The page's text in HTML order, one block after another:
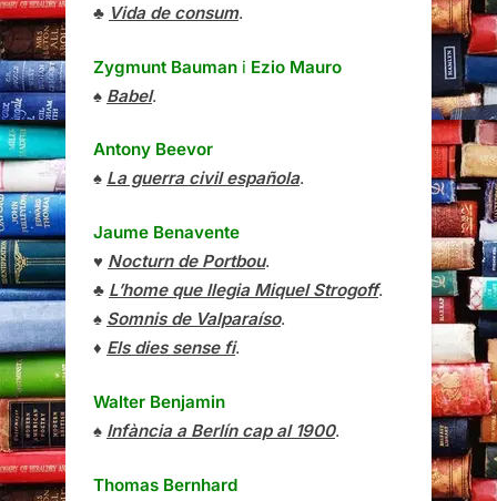
♣ Vida de consum.
Zygmunt Bauman i Ezio Mauro
♠ Babel.
Antony Beevor
♠ La guerra civil española.
Jaume Benavente
♥ Nocturn de Portbou.
♣ L’home que llegia Miquel Strogoff.
♠ Somnis de Valparaíso.
♦ Els dies sense fi.
Walter Benjamin
♠ Infància a Berlín cap al 1900.
Thomas Bernhard